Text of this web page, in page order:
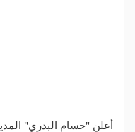
أعلن "حسام البدري"